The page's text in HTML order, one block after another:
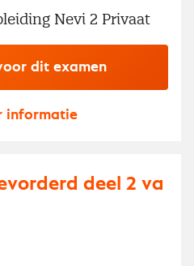
Nevi 2 Privaat
dit examen
informatie
deel 2 va